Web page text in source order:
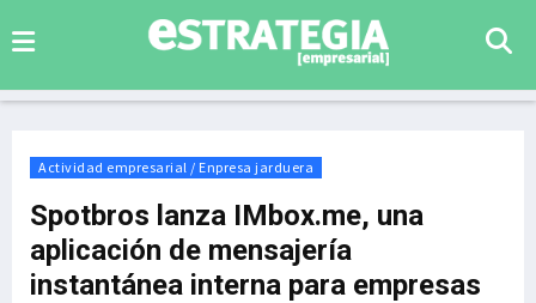
Actividad empresarial / Enpresa jarduera
Spotbros lanza IMbox.me, una
aplicación de mensajería
instantánea interna para empresas